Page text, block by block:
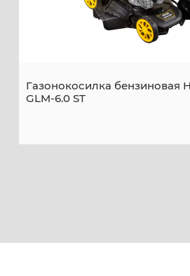
Газонокосилка бензиновая
GLM-6.0 ST